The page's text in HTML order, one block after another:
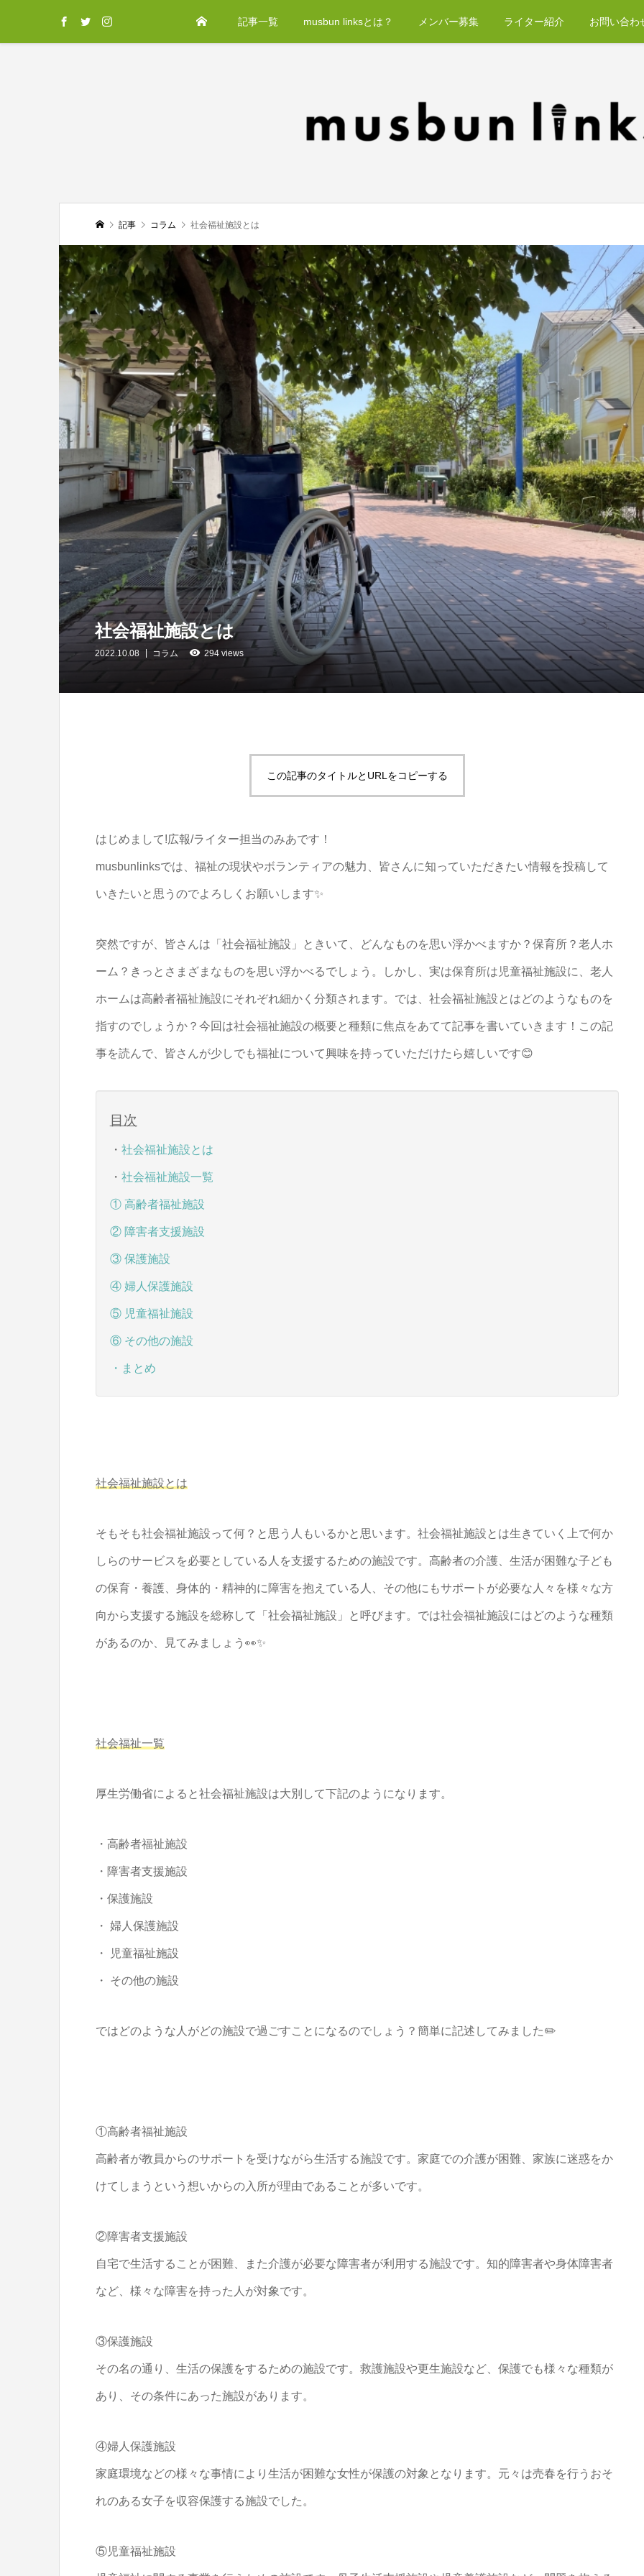
記事一覧 musbun linksとは？ メンバー募集 ライター紹介 お問い合わ
記事 コラム 社会福祉施設とは
社会福祉施設とは
2022.10.08 コラム 294 views
この記事のタイトルとURLをコピーする
はじめまして!広報/ライター担当のみあです！
musbunlinksでは、福祉の現状やボランティアの魅力、皆さんに知っていただきたい情報を投稿して
いきたいと思うのでよろしくお願いします✨
突然ですが、皆さんは「社会福祉施設」ときいて、どんなものを思い浮かべますか？保育所？老人ホ
ーム？きっとさまざまなものを思い浮かべるでしょう。しかし、実は保育所は児童福祉施設に、老人
ホームは高齢者福祉施設にそれぞれ細かく分類されます。では、社会福祉施設とはどのようなものを
指すのでしょうか？今回は社会福祉施設の概要と種類に焦点をあてて記事を書いていきます！この記
事を読んで、皆さんが少しでも福祉について興味を持っていただけたら嬉しいです😊
目次
・ 社会福祉施設とは
・ 社会福祉施設一覧
① 高齢者福祉施設
② 障害者支援施設
③ 保護施設
④ 婦人保護施設
⑤ 児童福祉施設
⑥ その他の施設
・まとめ
社会福祉施設とは
そもそも社会福祉施設って何？と思う人もいるかと思います。社会福祉施設とは生きていく上で何か
しらのサービスを必要としている人を支援するための施設です。高齢者の介護、生活が困難な子ども
の保育・養護、身体的・精神的に障害を抱えている人、その他にもサポートが必要な人々を様々な方
向から支援する施設を総称して「社会福祉施設」と呼びます。では社会福祉施設にはどのような種類
があるのか、見てみましょう👀✨
社会福祉一覧
厚生労働省によると社会福祉施設は大別して下記のようになります。
・高齢者福祉施設
・障害者支援施設
・保護施設
・ 婦人保護施設
・ 児童福祉施設
・ その他の施設
ではどのような人がどの施設で過ごすことになるのでしょう？簡単に記述してみました✏️
①高齢者福祉施設
高齢者が教員からのサポートを受けながら生活する施設です。家庭での介護が困難、家族に迷惑をか
けてしまうという想いからの入所が理由であることが多いです。
②障害者支援施設
自宅で生活することが困難、また介護が必要な障害者が利用する施設です。知的障害者や身体障害者
など、様々な障害を持った人が対象です。
③保護施設
その名の通り、生活の保護をするための施設です。救護施設や更生施設など、保護でも様々な種類が
あり、その条件にあった施設があります。
④婦人保護施設
家庭環境などの様々な事情により生活が困難な女性が保護の対象となります。元々は売春を行うおそ
れのある女子を収容保護する施設でした。
⑤児童福祉施設